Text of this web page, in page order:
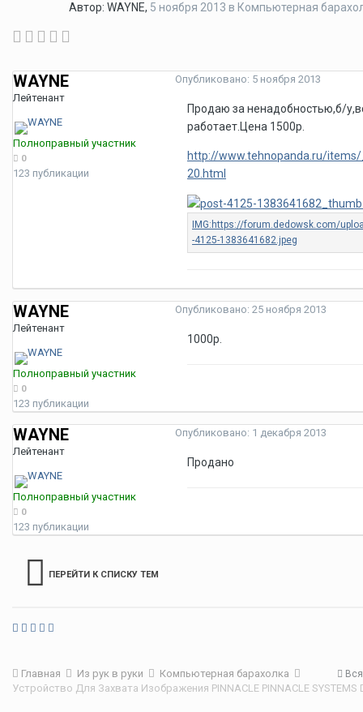
Автор: WAYNE, 5 ноября 2013 в Компьютерная
WAYNE
Лейтенант
Полноправный участник
0
123 публикации
Опубликовано: 5 ноября 2013
Продаю за ненадобностью,б/
работает.Цена 1500р.
http://www.tehnopanda.ru/
20.html
WAYNE
Лейтенант
Полноправный участник
0
123 публикации
Опубликовано: 25 ноября 2013
1000р.
WAYNE
Лейтенант
Полноправный участник
0
123 публикации
Опубликовано: 1 декабря 2013
Продано
ПЕРЕЙТИ К СПИСКУ ТЕМ
Главная Из рук в руки Компьютерная барахолка